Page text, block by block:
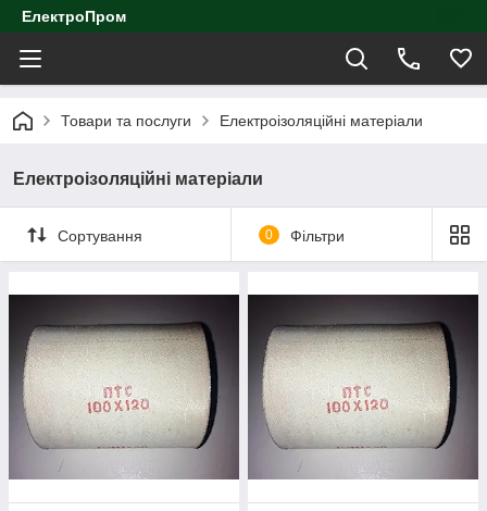
ЕлектроПром
Товари та послуги Електроізоляційні матеріали
Електроізоляційні матеріали
Сортування 0 Фільтри